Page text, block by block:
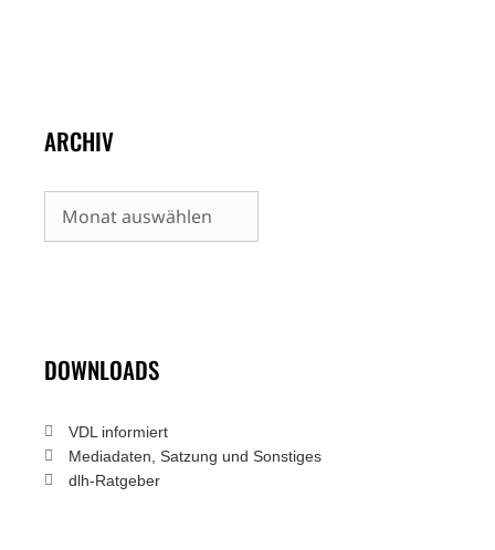
ARCHIV
Archiv
DOWNLOADS
VDL informiert
Mediadaten, Satzung und Sonstiges
dlh-Ratgeber